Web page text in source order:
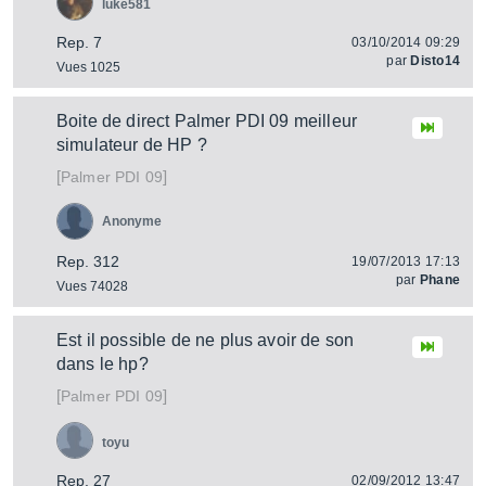
Rep. 7
Vues 1025
luke581
03/10/2014 09:29
par Disto14
Boite de direct Palmer PDI 09 meilleur
simulateur de HP ?
[PalmerPDI 09]
Rep. 312
Vues 74028
Anonyme
19/07/2013 17:13
par Phane
Est il possible de ne plus avoir de son
dans le hp?
[PalmerPDI 09]
Rep. 27
toyu
02/09/2012 13:47